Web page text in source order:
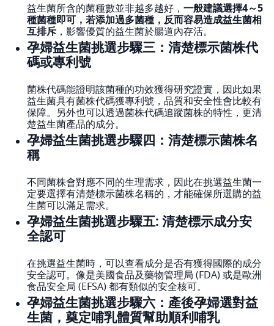
益生菌所含的菌種數並非越多越好， 一般建議選擇4～5
種菌種即可，若添加過多菌種，反而容易造成益生菌相
互排斥 ，影響優質的益生菌於腸道內存活。
孕婦益生菌挑選步驟三：清楚標示菌株代
碼或專利號
菌株代碼能證明該菌種的功效獲得研究證實，因此如果
益生菌具有菌株代碼獲專利號，品質和安全性會比較有
保障。另外也可以透過菌株代碼追蹤菌株的特性，更清
楚益生菌產品的成分。
孕婦益生菌挑選步驟四：清楚標示菌株名
稱
不同菌株會對應不同的生理需求，因此在挑選益生菌一
定要選擇有清楚標示菌株名稱的，才能確保所選購的益
生菌可以滿足需求。
孕婦益生菌挑選步驟五: 清楚標示成分安
全認可
在挑選益生菌時，可以查看成分是否有獲得國際的成分
安全認可。像是美國食品及藥物管理局 (FDA) 或是歐洲
食品安全局 (EFSA) 都有類似的安全核可。
孕婦益生菌挑選步驟六：產後孕婦選對益
生菌，奠定哺乳體質幫助順利哺乳